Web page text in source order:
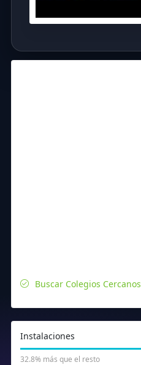
Buscar Colegios Cercanos
Instalaciones
32.8% más que el resto